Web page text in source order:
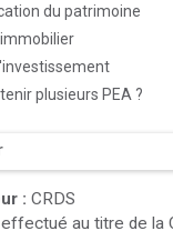
du patrimoine
immobilier
plusieurs PEA ?
: CRDS
au titre de la